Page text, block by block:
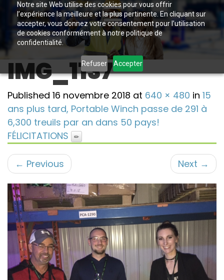
Notre site Web utilise des cookies pour vous offrir
l’expérience la meilleure et la plus pertinente. En cliquant sur
accepter, vous donnez votre consentement pour l’utilisation
de cookies conformément à notre politique de
confidentialité.
Refuser Accepter
IMG_1137
Published 16 novembre 2018 at 640 × 480 in 15
ans plus tard, Portable Winch passe de 291 à
6,300 treuils par an dans 50 pays!
FÉLICITATIONS
← Previous Next →